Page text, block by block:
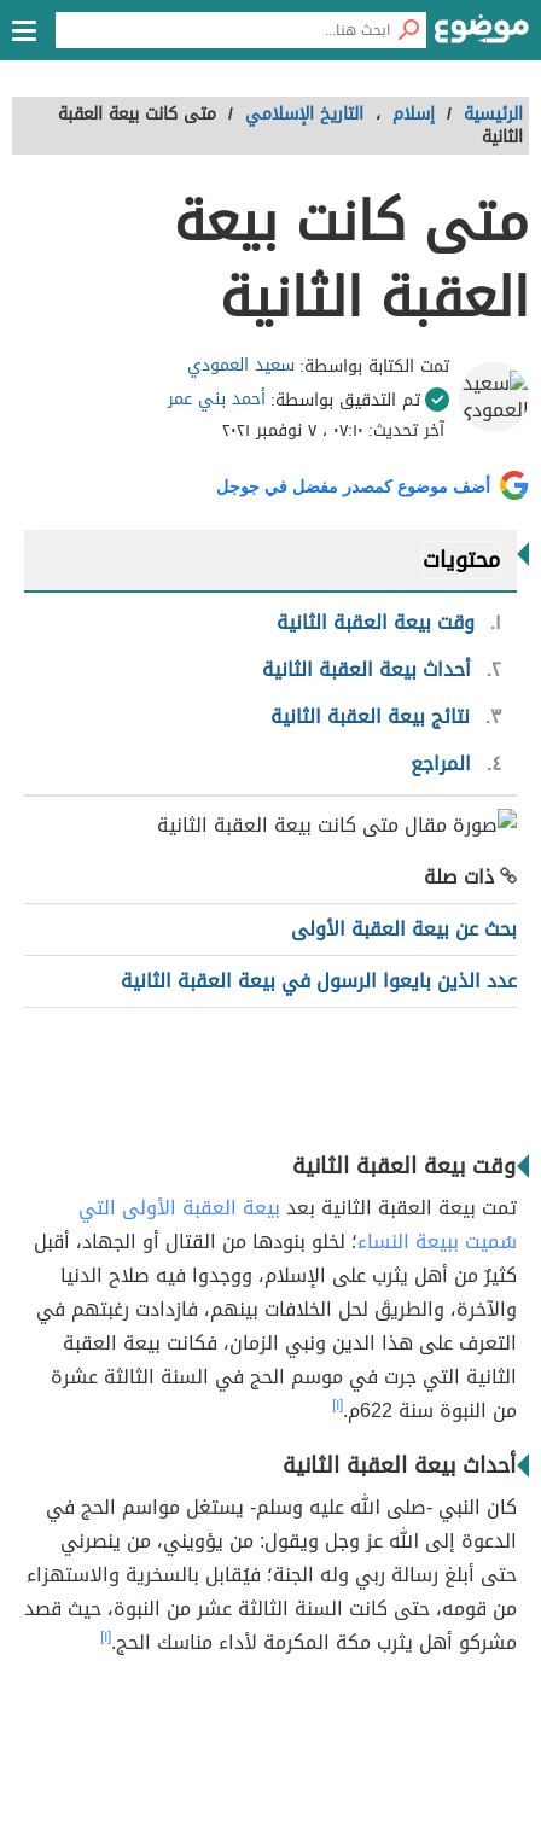
الرئيسية / إسلام ، التاريخ الإسلامي / متى كانت بيعة العقبة
الثانية
متى كانت بيعة
العقبة الثانية
تمت الكتابة بواسطة:سعيد العمودي
تم التدقيق بواسطة:أحمد بني عمر
آخر تحديث: ٠٧:١٠ ، ٧ نوفمبر ٢٠٢١
أضف موضوع كمصدر مفضل في جوجل
محتويات
١ وقت بيعة العقبة الثانية
٢ أحداث بيعة العقبة الثانية
٣ نتائج بيعة العقبة الثانية
٤
المراجع
ذات صلة
بحث عن بيعة العقبة الأولى
عدد الذين بايعوا الرسول في بيعة العقبة الثانية
وقت بيعة العقبة الثانية
تمت بيعة العقبة الثانية بعدبيعة العقبة الأولى التي
سُميت ببيعة النساء؛ لخلو بنودها من القتال أو الجهاد، أقبل
كثيرٌ من أهل يثرب على الإسلام، ووجدوا فيه صلاح الدنيا
والآخرة، والطريقَ لحل الخلافات بينهم، فازدادت رغبتهم في
التعرف على هذا الدين ونبي الزمان، فكانت بيعة العقبة
الثانية التي جرت في موسم الحج في السنة الثالثة عشرة
من النبوة سنة 622م.
[١]
أحداث بيعة العقبة الثانية
كان النبي -صلى الله عليه وسلم- يستغل مواسم الحج في
الدعوة إلى الله عز وجل ويقول: من يؤويني، من ينصرني
حتى أبلغ رسالة ربي وله الجنة؛ فيُقابل بالسخرية والاستهزاء
من قومه، حتى كانت السنة الثالثة عشر من النبوة، حيث قصد
مشركو أهل يثرب مكة المكرمة لأداء مناسك الحج.[١]